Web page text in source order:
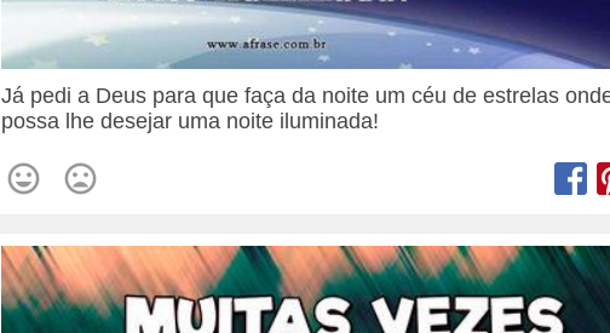
Já pedi a Deus para que faça da noite um céu de estrelas
possa lhe desejar uma noite iluminada!